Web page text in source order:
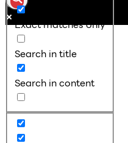
Exact matches only
Search in title
Search in content